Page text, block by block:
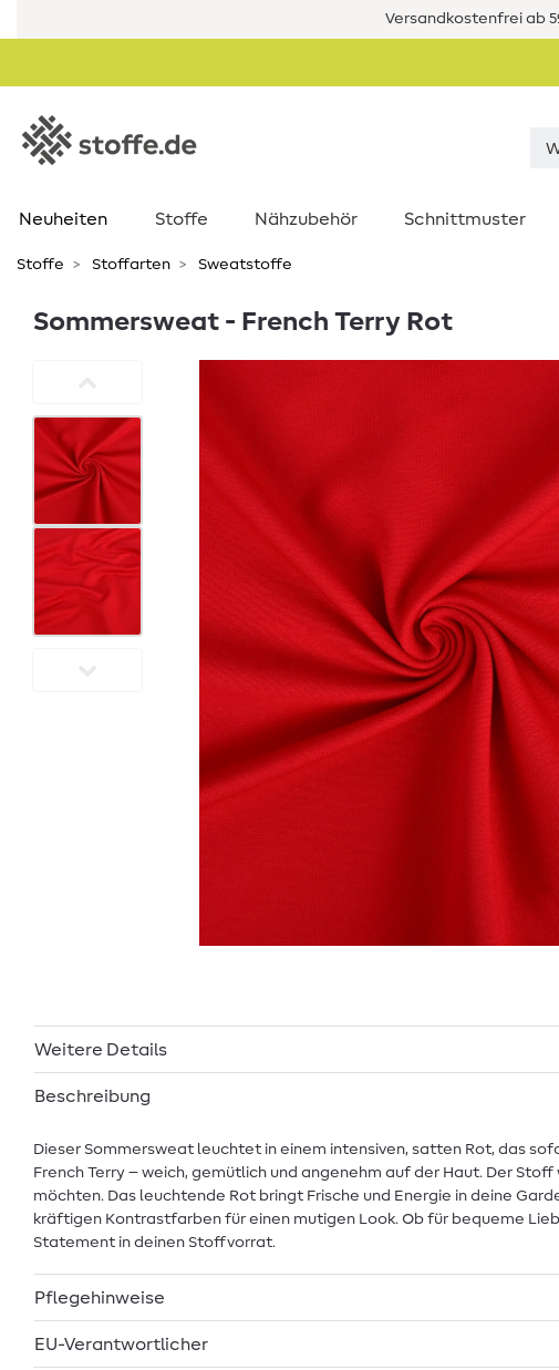
Versandkostenfrei ab
Neuheiten Stoffe Nähzubehör Schnittmuster
Stoffe Stoffarten Sweatstoffe
Sommersweat - French Terry Rot
Weitere Details
Beschreibung
Dieser Sommersweat leuchtet in einem intensiven, satten Rot, das
French Terry – weich, gemütlich und angenehm auf der Haut. Der
möchten. Das leuchtende Rot bringt Frische und Energie in deine
kräftigen Kontrastfarben für einen mutigen Look. Ob für bequeme
Statement in deinen Stoffvorrat.
Pflegehinweise
EU-Verantwortlicher